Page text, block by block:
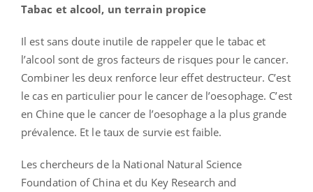
Tabac et alcool, un terrain propice
Il est sans doute inutile de rappeler que le tabac et
l’alcool sont de gros facteurs de risques pour le cancer.
Combiner les deux renforce leur effet destructeur. C’est
le cas en particulier pour le cancer de l’oesophage. C’est
en Chine que le cancer de l’oesophage a la plus grande
prévalence. Et le taux de survie est faible.
Les chercheurs de la National Natural Science
Foundation of China et du Key Research and